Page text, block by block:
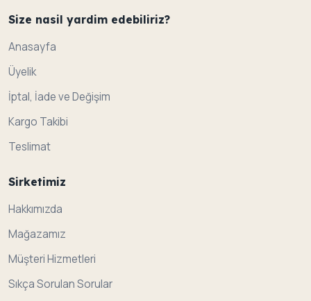
Size nasil yardim edebiliriz?
Anasayfa
Üyelik
İptal, İade ve Değişim
Kargo Takibi
Teslimat
Sirketimiz
Hakkımızda
Mağazamız
Müşteri Hizmetleri
Sıkça Sorulan Sorular